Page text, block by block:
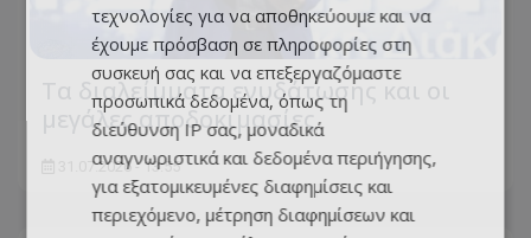
Τα διαλείμματα ενυδάτωσης και οι
μεγάλες αποδοκιμασίες
31.07.2026 - 13:55
τεχνολογίες για να αποθηκεύουμε και να
έχουμε πρόσβαση σε πληροφορίες στη
συσκευή σας και να επεξεργαζόμαστε
προσωπικά δεδομένα, όπως τη
διεύθυνση IP σας, μοναδικά
αναγνωριστικά και δεδομένα περιήγησης,
για εξατομικευμένες διαφημίσεις και
περιεχόμενο, μέτρηση διαφημίσεων και